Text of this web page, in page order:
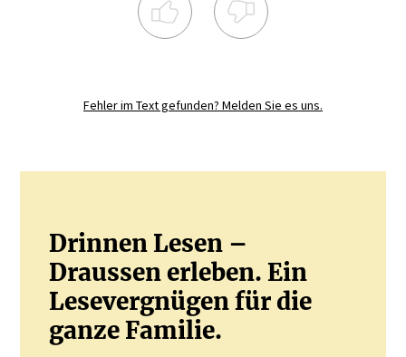
Fehler im Text gefunden? Melden Sie es uns.
Drinnen Lesen –
Draussen erleben. Ein
Lesevergnügen für die
ganze Familie.